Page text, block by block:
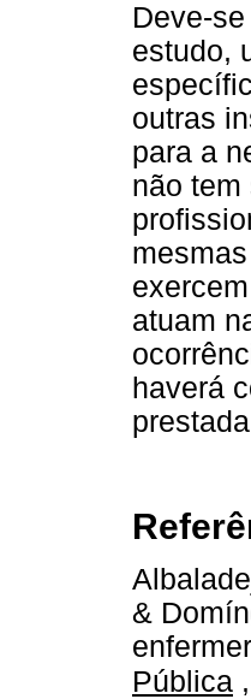
Deve-
estudo,
outras
para a
não
atuam
haverá
&
Pública